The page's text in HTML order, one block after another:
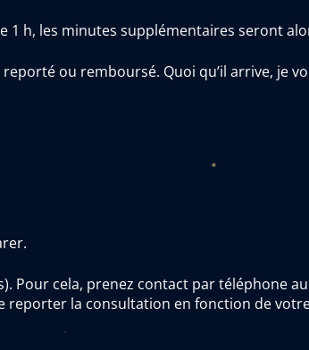
1 h, les minutes supplémentaires seront
ou remboursé. Quoi qu’il arrive, je
Pour cela, prenez contact par téléphone
la consultation en fonction de